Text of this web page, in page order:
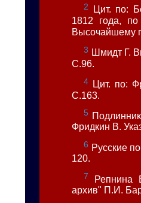
2
Цит. по:
1812 года, по
Высочайшему
3 Шмидт Г.
С.96.
4 Цит. по:
С.163.
5
Фридкин В.
6 Русские
120.
7
Репнина
архив" П.И.